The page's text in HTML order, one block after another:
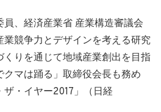
、経済産業省 産業構造審議会
競争力とデザインを考える研究
りを通じて地域産業創出を目指
マは踊る」取締役会長も務め
・イヤー2017」（日経